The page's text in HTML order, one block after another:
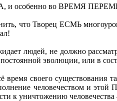
и особенно во ВРЕМЯ
что Творец ЕСМЬ
людей, не должно
постоянной эволюции, или
время своего
человечеством и
к уничтожению